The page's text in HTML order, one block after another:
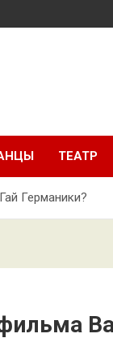
ТЕАТР
Германики?